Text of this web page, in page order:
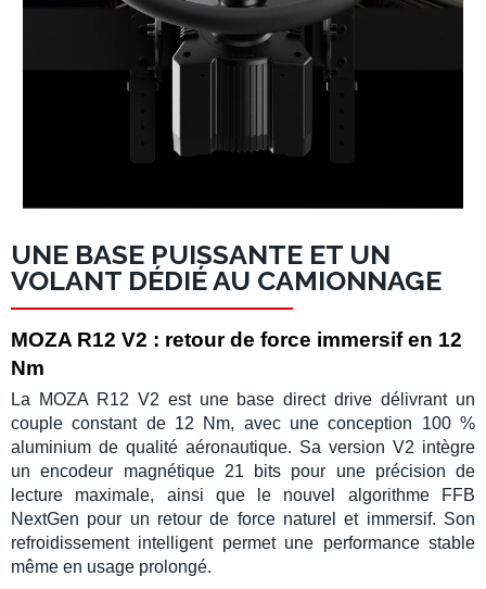
UNE BASE PUISSANTE ET UN
VOLANT DÉDIÉ AU CAMIONNAGE
MOZA R12 V2 : retour de force immersif en 12
Nm
La MOZA R12 V2 est une base direct drive délivrant un
couple constant de 12 Nm, avec une conception 100 %
aluminium de qualité aéronautique. Sa version V2 intègre
unencodeur magnétique 21 bits pour une précision de
lecture maximale, ainsi que le nouvel algorithme
FFB
NextGen pour un retour de force naturel et immersif. Son
refroidissement intelligent permet une performance stable
même en usage prolongé.